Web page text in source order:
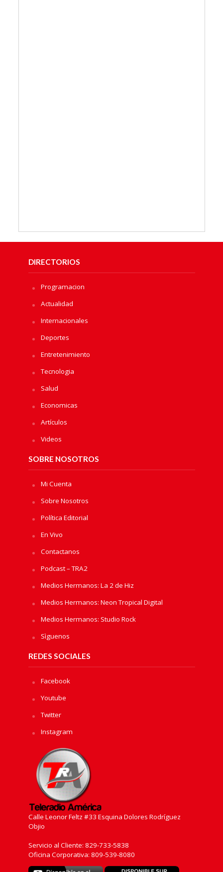
DIRECTORIOS
Programacion
Actualidad
Internacionales
Deportes
Entretenimiento
Tecnologia
Salud
Economicas
Artículos
Videos
SOBRE NOSOTROS
Mi Cuenta
Sobre Nosotros
Política Editorial
En Vivo
Contactanos
Podcast – TRA2
Medios Hermanos: La 2 de Hiz
Medios Hermanos: Neon Tropical Digital
Medios Hermanos: Studio Rock
Sìguenos
REDES SOCIALES
Facebook
Youtube
Twitter
Instagram
Calle Leonor Feltz #33 Esquina Dolores Rodríguez
Objio
Servicio al Cliente: 829-733-5838
Oficina Corporativa: 809-539-8080